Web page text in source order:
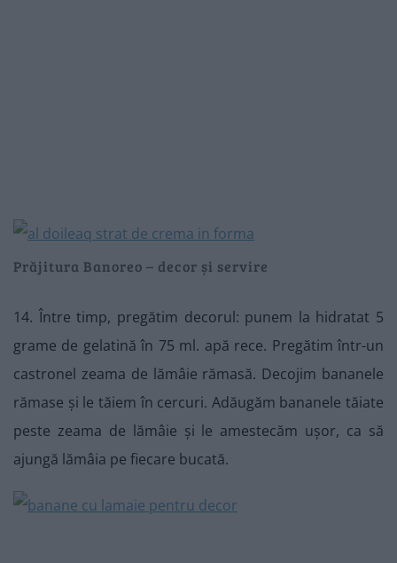
Prăjitura Banoreo – decor și servire
14. Între timp, pregătim decorul: punem la hidratat 5
grame de gelatină în 75 ml. apă rece. Pregătim într-un
castronel zeama de lămâie rămasă. Decojim bananele
rămase și le tăiem în cercuri. Adăugăm bananele tăiate
peste zeama de lămâie și le amestecăm ușor, ca să
ajungă lămâia pe fiecare bucată.